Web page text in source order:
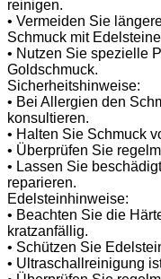
reinigen.
• Vermeiden Sie
Schmuck mit
• Nutzen Sie spezielle
Goldschmuck.
Sicherheitshinweise:
• Bei Allergien den
konsultieren.
• Halten Sie Schmuck
• Überprüfen Sie
• Lassen Sie
reparieren.
Edelsteinhinweise:
• Beachten Sie die
kratzanfällig.
• Schützen Sie
• Ultraschallreinigung